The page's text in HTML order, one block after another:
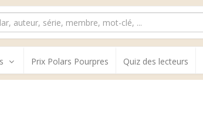
Prix Polars Pourpres Quiz des lecteurs